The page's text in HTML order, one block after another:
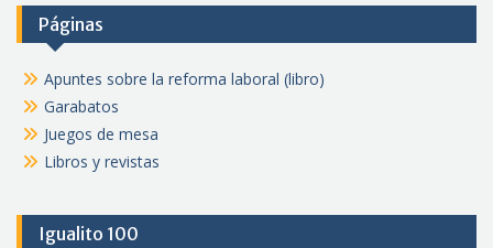
Páginas
Apuntes sobre la reforma laboral (libro)
Garabatos
Juegos de mesa
Libros y revistas
Igualito 100